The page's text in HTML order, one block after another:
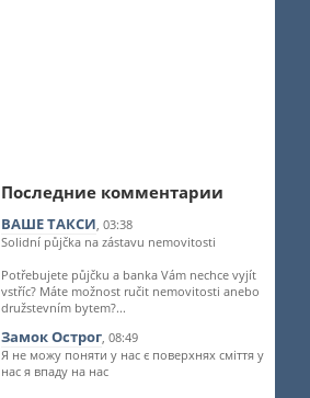
Последние комментарии
ВАШЕ ТАКСИ, 03:38
Solidní půjčka na zástavu nemovitosti
Potřebujete půjčku a banka Vám nechce vyjít
vstříc? Máte možnost ručit nemovitosti anebo
družstevním bytem?...
Замок Острог, 08:49
Я не можу поняти у нас є поверхнях сміття у
нас я впаду на нас